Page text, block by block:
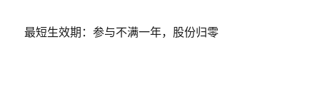
最短生效期：参与不满一年，股份归零